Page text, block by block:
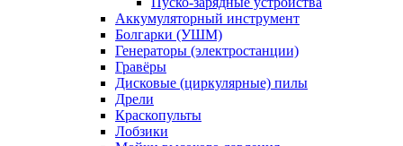
Аккумуляторный инструмент
Болгарки (УШМ)
Генераторы (электростанции)
Гравёры
Дисковые (циркулярные) пилы
Дрели
Краскопульты
Лобзики